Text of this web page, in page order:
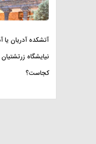
آتشکده آدریان یا
نیایشگاه
کجاست؟